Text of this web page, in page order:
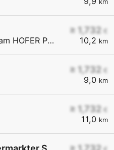
≥ 1,732 €
10,2 km
Feldkirchner Strasse 221 (am HOFER Parkplatz)
≥ 1,732 €
9,0 km
≥ 1,732 €
11,0 km